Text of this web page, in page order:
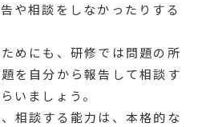
や相談をしなかったりする
めにも、研修では問題の所
を自分から報告して相談す
いましょう。
相談する能力は、本格的な